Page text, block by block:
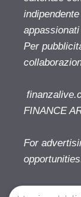
Per
FINANCE
For